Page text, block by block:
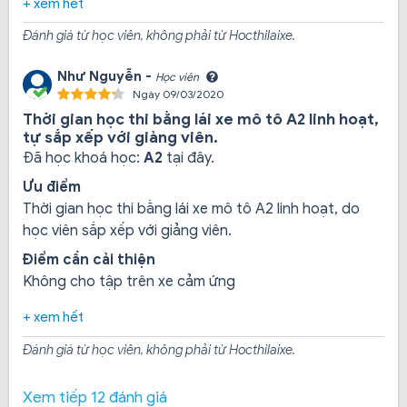
C toàn bộ 100% là xe mới.
Hệ thống trang thiết bị: Với hệ thống sân tập lái xe
viên sân tập tốt nhất. Sân bãi luôn thường xuyên được
bảo trì, bảo dưỡng. Hệ thống cơ sở vật chất hiện đại,
trang bị phòng học lý thuyết đầy đủ phương tiện giảng
dạy, xe thực hành đa dạng nhiều loại xe đời mới, bãi
tập khang trang, rộng rãi đạt tiêu chuẩn quốc gia
Đánh giá từ học viên, không phải từ Hocthilaixe.
Như Nguyễn - Học viên
Ngày 09/03/2020
Thời gian học thi bằng lái xe mô tô A2 linh hoạt,
tự sắp xếp với giảng viên.
Đã học khoá học: A2 tại đây.
Ưu điểm
Thời gian học thi bằng lái xe mô tô A2 linh hoạt, do
học viên sắp xếp với giảng viên.
Điểm cần cải thiện
Không cho tập trên xe cảm ứng
+ xem hết
Đánh giá từ học viên, không phải từ Hocthilaixe.
Xem tiếp 12 đánh giá